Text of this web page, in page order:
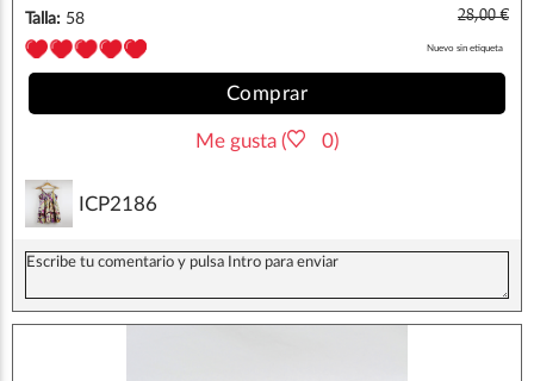
Talla: 58 28,00 €
Nuevo sin etiqueta
Comprar
Me gusta ( 0)
ICP2186